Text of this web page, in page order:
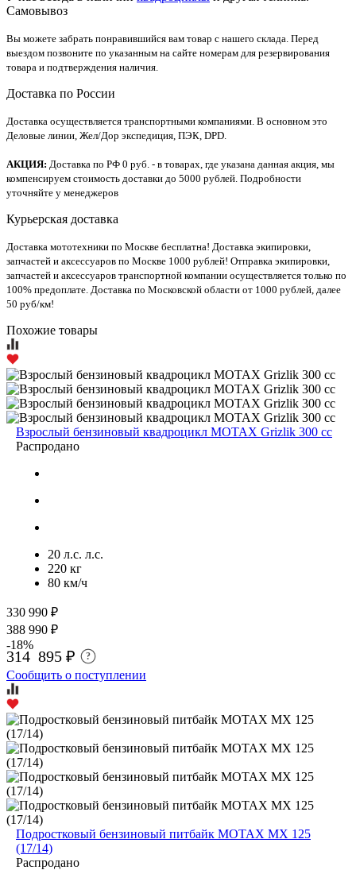
Самовывоз
Вы можете забрать понравившийся вам товар с нашего склада. Перед
выездом позвоните по указанным на сайте номерам для резервирования
товара и подтверждения наличия.
Доставка по России
Доставка осуществляется транспортными компаниями. В основном это
Деловые линии, Жел/Дор экспедиция, ПЭК, DPD.
АКЦИЯ: Доставка по РФ 0 руб. - в товарах, где указана данная акция, мы
компенсируем стоимость доставки до 5000 рублей. Подробности
уточняйте у менеджеров
Курьерская доставка
Доставка мототехники по Москве бесплатна! Доставка экипировки,
запчастей и аксессуаров по Москве 1000 рублей! Отправка экипировки,
запчастей и аксессуаров транспортной компании осуществляется только по
100% предоплате. Доставка по Московской области от 1000 рублей, далее
50 руб/км!
Похожие товары
Взрослый бензиновый квадроцикл MOTAX Grizlik 300 cc
Распродано
20 л.с. л.с.
220 кг
80 км/ч
330 990 ₽
388 990 ₽
-18%
314 895 ₽ ?
Сообщить о поступлении
Подростковый бензиновый питбайк MOTAX MX 125
(17/14)
Распродано